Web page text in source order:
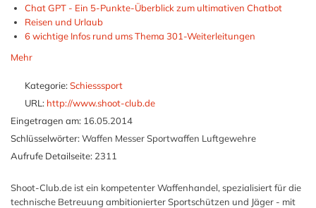
Chat GPT - Ein 5-Punkte-Überblick zum ultimativen Chatbot
Reisen und Urlaub
6 wichtige Infos rund ums Thema 301-Weiterleitungen
Mehr
Kategorie: Schiesssport
URL: http://www.shoot-club.de
Eingetragen am: 16.05.2014
Schlüsselwörter: Waffen Messer Sportwaffen Luftgewehre
Aufrufe Detailseite: 2311
Shoot-Club.de ist ein kompetenter Waffenhandel, spezialisiert für die
technische Betreuung ambitionierter Sportschützen und Jäger - mit